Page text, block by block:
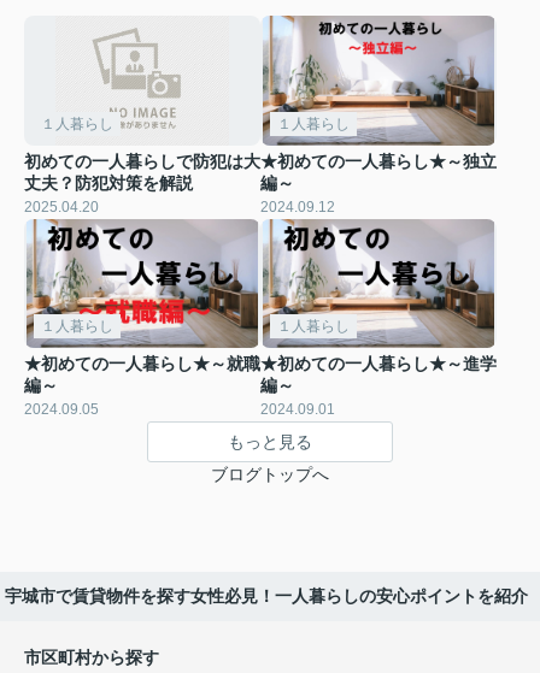
１人暮らし
初めての一人暮らしで防犯は大
丈夫？防犯対策を解説
2025.04.20
１人暮らし
★初めての一人暮らし★～独立
編～
2024.09.12
１人暮らし
★初めての一人暮らし★～就職
編～
2024.09.05
１人暮らし
★初めての一人暮らし★～進学
編～
2024.09.01
もっと見る
ブログトップへ
宇城市で賃貸物件を探す女性必見！一人暮らしの安心ポイントを紹介
市区町村から探す